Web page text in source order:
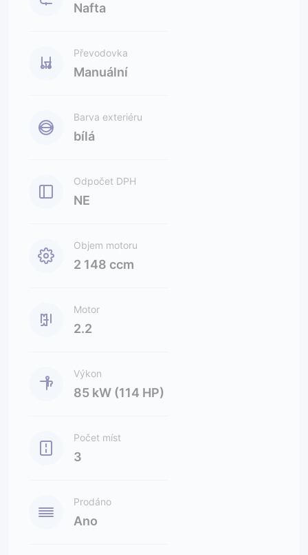
Nafta
Převodovka
Manuální
Barva exteriéru
bílá
Odpočet DPH
NE
Objem motoru
2 148 ccm
Motor
2.2
Výkon
85 kW (114 HP)
Počet míst
3
Prodáno
Ano